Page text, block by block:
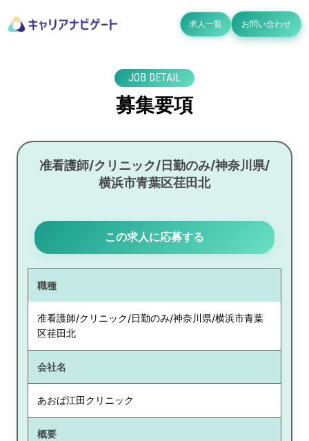
求人一覧 お問い合わせ
JOB DETAIL
募集要項
准看護師/クリニック/日勤のみ/神奈川県/
横浜市青葉区荏田北
この求人に応募する
職種
准看護師/クリニック/日勤のみ/神奈川県/横浜市青葉
区荏田北
会社名
あおば江田クリニック
概要